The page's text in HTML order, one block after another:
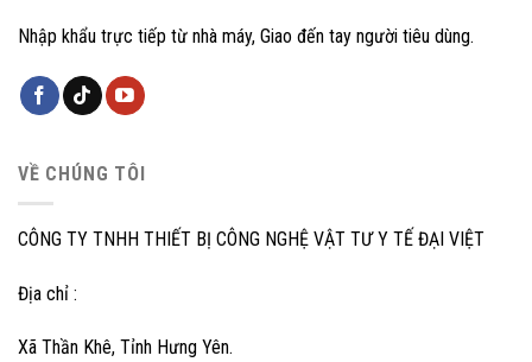
Nhập khẩu trực tiếp từ nhà máy, Giao đến tay người tiêu dùng.
VỀ CHÚNG TÔI
CÔNG TY TNHH THIẾT BỊ CÔNG NGHỆ VẬT TƯ Y TẾ ĐẠI VIỆT
Địa chỉ :
Xã Thần Khê, Tỉnh Hưng Yên.